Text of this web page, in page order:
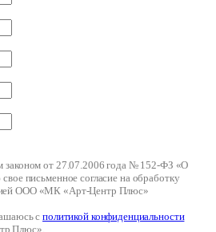
законом от 27.07.2006 года № 152-ФЗ «О
письменное согласие на обработку
ООО «МК «Арт-Центр Плюс»
сполитикой конфиденциальности
Плюс».